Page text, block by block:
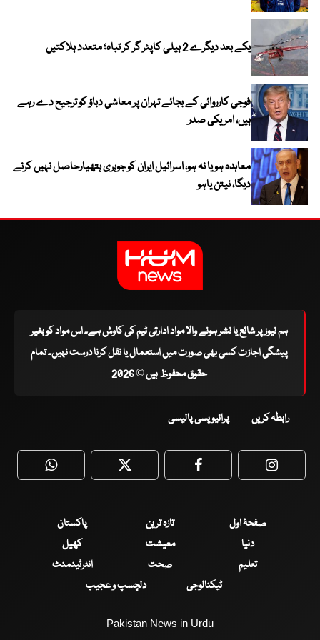
یکے بعد دیگرے 2 ہیلی کاپٹر گر کر تباہ؛ متعدد ہلاکتیں
فوجی کارروائی کے بجائے تہران پر معاشی دباؤ کو ترجیح دے رہے
ہیں، امریکی صدر
معاہدہ ہو یا نہ ہو، اسرائیل ایران کو جوہری ہتھیارحاصل نہیں کرنے
دیگا، نیتن یاہو
ہم نیوز پر شائع یا نشر ہونے والا مواد ادارتی ٹیم کی کاوش ہے۔ اس مواد کو بغیر
پیشگی اجازت کسی بھی صورت میں استعمال یا نقل کرنا درست نہیں۔ تمام
حقوق محفوظ ہیں © 2026
رابطہ کریں پرائیویسی پالیسی
WhatsApp Twitter Facebook
صفحۂ اول تازہ ترین
پاکستان
دنیا
معیشت
کھیل
تعلیم
صحت
انٹرٹینمنٹ
ٹیکنالوجی
دلچسپ و عجیب
Pakistan News in Urdu